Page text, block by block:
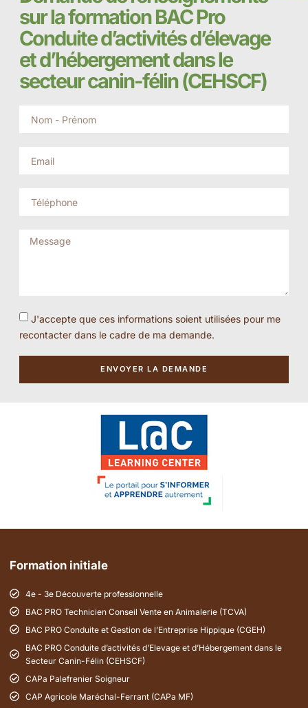
sur la formation BAC Pro
Conduite d’activités d’élevage
et d’hébergement dans le
secteur canin-félin (CEHSCF)
J'accepte que ces informations soient utilisées pour me
recontacter dans le cadre de ma demande.
ENVOYER LA DEMANDE
Formation initiale
4e - 3e Découverte professionnelle
BAC PRO Technicien Conseil Vente en Animalerie (TCVA)
BAC PRO Conduite et Gestion de l’Entreprise Hippique (CGEH)
BAC PRO Conduite d’activités d’Elevage et d’Hébergement dans le
Secteur Canin-Félin (CEHSCF)
CAPa Palefrenier Soigneur
CAP Agricole Maréchal-Ferrant (CAPa MF)